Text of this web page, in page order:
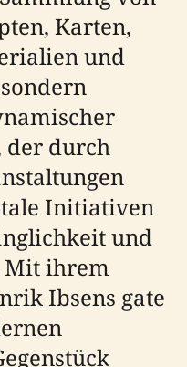
Karten,
und
durch
Initiativen
und
Mit ihrem
Ibsens gate